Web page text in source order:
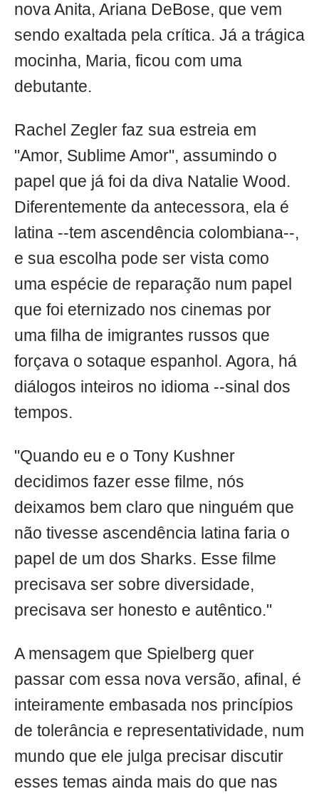
nova Anita, Ariana DeBose, que vem
sendo exaltada pela crítica. Já a trágica
mocinha, Maria, ficou com uma
debutante.
Rachel Zegler faz sua estreia em
"Amor, Sublime Amor", assumindo o
papel que já foi da diva Natalie Wood.
Diferentemente da antecessora, ela é
latina --tem ascendência colombiana--,
e sua escolha pode ser vista como
uma espécie de reparação num papel
que foi eternizado nos cinemas por
uma filha de imigrantes russos que
forçava o sotaque espanhol. Agora, há
diálogos inteiros no idioma --sinal dos
tempos.
"Quando eu e o Tony Kushner
decidimos fazer esse filme, nós
deixamos bem claro que ninguém que
não tivesse ascendência latina faria o
papel de um dos Sharks. Esse filme
precisava ser sobre diversidade,
precisava ser honesto e autêntico."
A mensagem que Spielberg quer
passar com essa nova versão, afinal, é
inteiramente embasada nos princípios
de tolerância e representatividade, num
mundo que ele julga precisar discutir
esses temas ainda mais do que nas